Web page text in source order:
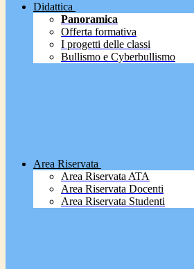
Didattica
Panoramica
Offerta formativa
I progetti delle classi
Bullismo e Cyberbullismo
Area Riservata
Area Riservata ATA
Area Riservata Docenti
Area Riservata Studenti